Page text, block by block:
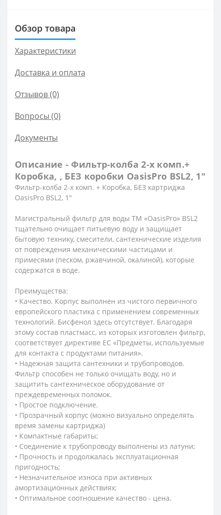
Обзор товара
Характеристики
Доставка и оплата
Отзывов (0)
Вопросы (0)
Документы
Описание - Фильтр-колба 2-х комп.+
Коробка, , БЕЗ коробки OasisPro BSL2, 1″
Фильтр-колба 2-х комп. + Коробка, БЕЗ картриджа
OasisPro BSL2, 1″
Магистральный фильтр для воды ТМ «OasisPro» BSL2
тщательно очищает питьевую воду и защищает
бытовую технику, смесители, сантехнические изделия
от повреждения механическими частицами и
примесями (песком, ржавчиной, окалиной), которые
содержатся в воде.
Преимущества:
• Качество. Корпус выполнен из чистого первичного
европейского пластика с применением современных
технологий. Бисфенол здесь отсутствует. Благодаря
этому состав пластмасс, из которых изготовлен фильтр,
соответствует директиве ЕС «Предметы, используемые
для контакта с продуктами питания».
• Надежная защита сантехники и трубопроводов.
Фильтр способен не только очищать воду, но и
защитить сантехническое оборудование от
преждевременных поломок.
• Простое подключение.
• Прозрачный корпус (можно визуально определять
время замены картриджа)
• Компактные габариты;
• Соединение к трубопроводу выполнены из латуни;
• Прочность и продолжалась эксплуатационная
пригодность;
• Незначительное износа при активных
амортизационных действиях;
• Оптимальное соотношение качество - цена.